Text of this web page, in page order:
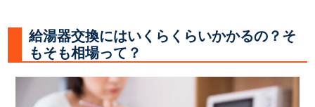
給湯器交換にはいくらくらいかかるの？そ
もそも相場って？